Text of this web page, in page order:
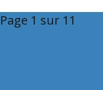
Page 1 sur 11